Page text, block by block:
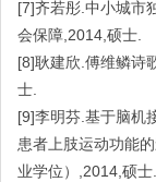
[7]齐若彤.中小城市
会保障,2014,硕士.
[8]耿建欣.傅维鳞诗
士.
[9]李明芬.基于脑机
患者上肢运动功能
业学位）,2014,硕士.